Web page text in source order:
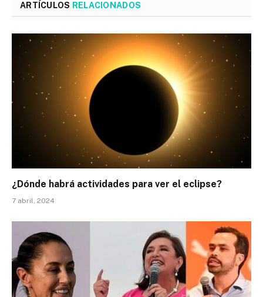
ARTÍCULOS RELACIONADOS
¿Dónde habrá actividades para ver el eclipse?
7 abril, 2024